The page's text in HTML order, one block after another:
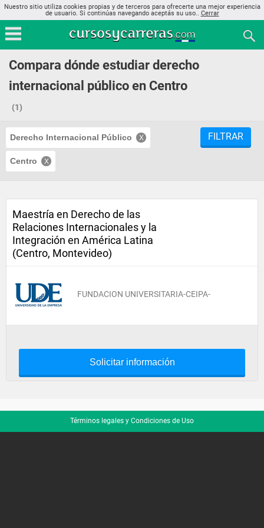
Nuestro sitio utiliza cookies propias y de terceros para ofrecerte una mejor experiencia
de usuario. Si continúas navegando aceptás su uso.. Cerrar
Compara dónde estudiar derecho
internacional público en Centro
(1)
Derecho Internacional Público
Centro
FILTRAR
Maestría en Derecho de las
Relaciones Internacionales y la
Integración en América Latina
(Centro, Montevideo)
FUNDACION UNIVERSITARIA-CEIPA-
Solicitar información
Términos legales y Condiciones de Uso